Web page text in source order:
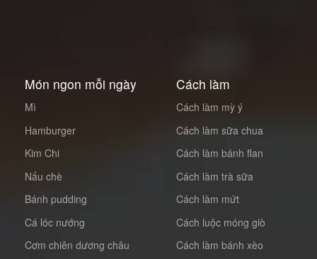
Món ngon mỗi ngày
Mì
Hamburger
Kim Chi
Nấu chè
Bánh pudding
Cá lóc nướng
Cơm chiên dương châu
Cách làm
Cách làm mỳ ý
Cách làm sữa chua
Cách làm bánh flan
Cách làm trà sữa
Cách làm mứt
Cách luộc móng giò
Cách làm bánh xèo